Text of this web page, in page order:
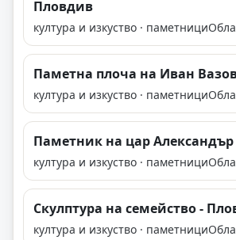
Пловдив
култура и изкуство · паметници
Паметна плоча на Иван
култура и изкуство · паметници
Паметник на цар
култура и изкуство · паметници
Скулптура на семейство -
култура и изкуство · паметници